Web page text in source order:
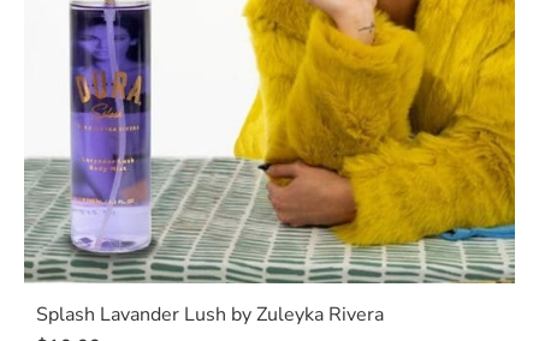
Splash Lavander Lush by Zuleyka Rivera